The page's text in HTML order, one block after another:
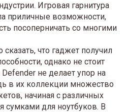
Игровая гарнитура
приличные возможности,
посоперничать со многими
что гаджет получил
однако не стоит
не делает упор на
в их коллекции множество
начиная с различных
сумками для ноутбуков. В